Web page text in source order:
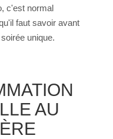
c'est normal
faut savoir avant
unique.
AU